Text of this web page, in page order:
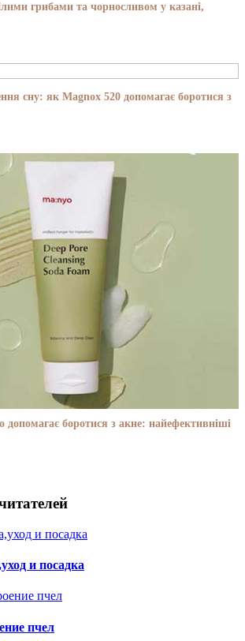
грибами та чорносливом у казані,
сну: як Magnox 520 допомагає боротися з
боротися з акне: найефективніші
и посадка
пчел